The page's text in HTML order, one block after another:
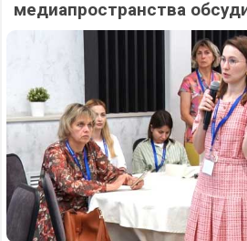
медиапространства